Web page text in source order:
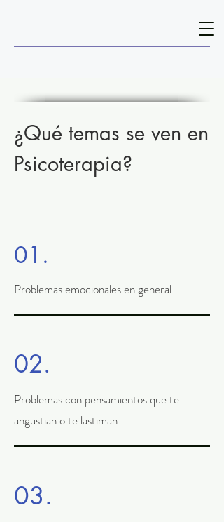
¿Qué temas se ven en
Psicoterapia?
01.
Problemas emocionales en general.
02.
Problemas con pensamientos que te
angustian o te lastiman.
03.